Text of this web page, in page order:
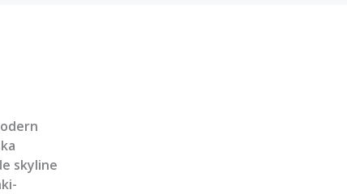
skyline